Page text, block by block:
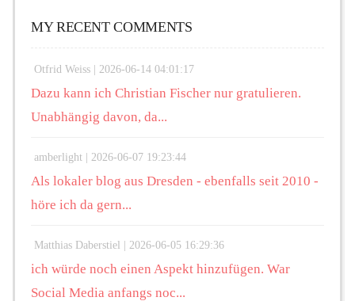
MY RECENT COMMENTS
Otfrid Weiss | 2026-06-14 04:01:17
Dazu kann ich Christian Fischer nur gratulieren.
Unabhängig davon, da...
amberlight | 2026-06-07 19:23:44
Als lokaler blog aus Dresden - ebenfalls seit 2010 -
höre ich da gern...
Matthias Daberstiel | 2026-06-05 16:29:36
ich würde noch einen Aspekt hinzufügen. War
Social Media anfangs noc...